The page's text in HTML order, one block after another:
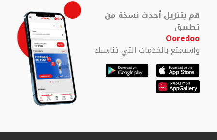
قم بتنزيل أحدث نسخة من
تطبيق
Ooredoo
واستمتع بالخدمات التي تناسبك